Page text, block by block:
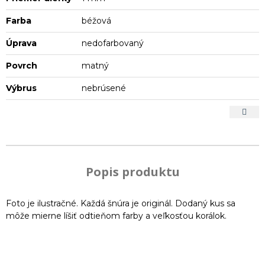
Farba béžová
Úprava nedofarbovaný
Povrch matný
Výbrus nebrúsené
Popis produktu
Foto je ilustračné. Každá šnúra je originál. Dodaný kus sa
môže mierne líšiť odtieňom farby a veľkosťou korálok.